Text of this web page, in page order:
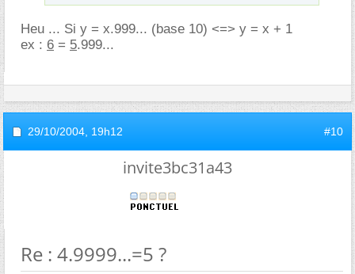
Heu ... Si y = x.999... (base 10) <=> y = x + 1
ex : 6 = 5.999...
29/10/2004, 19h12 #10
invite3bc31a43
Re : 4.9999...=5 ?